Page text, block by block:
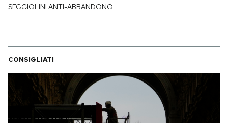
SEGGIOLINI ANTI-ABBANDONO
CONSIGLIATI